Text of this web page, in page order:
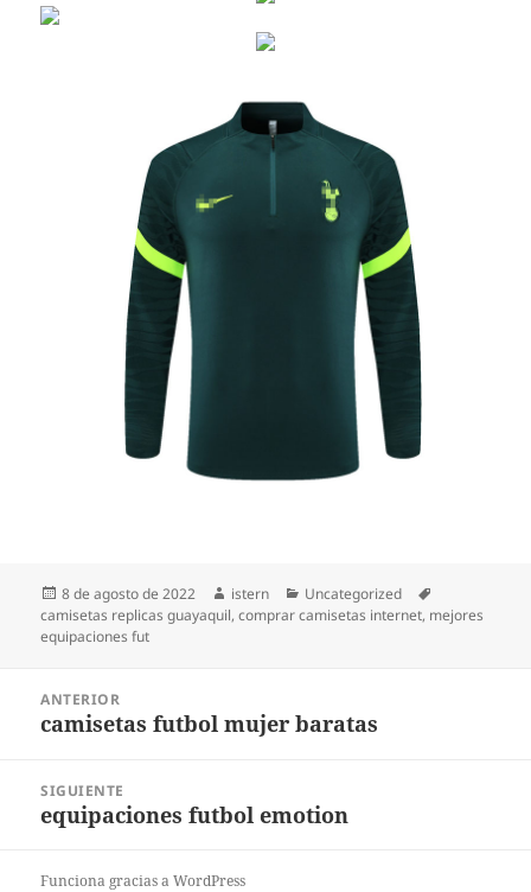
Publicado
el
8 de agosto de 2022 Autor
istern Categorías
Uncategorized
camisetas replicas guayaquil,comprar camisetas internet, mejores
equipaciones fut
entradas
ANTERIOR
Entrada
camisetas futbol mujer baratas
SIGUIENTE
Entrada
equipaciones futbol emotion
Funciona gracias a WordPress